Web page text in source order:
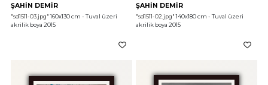
ŞAHİN DEMİR
"sd1511-03.jpg" 160x130 cm - Tuval üzeri
akrilik boya 2015
ŞAHİN DEMİR
"sd1511-02.jpg" 140x180 cm - Tuval üzeri
akrilik boya 2015